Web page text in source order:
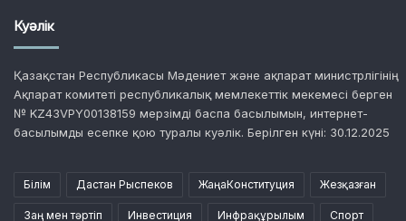
Куәлік
Қазақстан Республикасы Мәдениет және ақпарат министрлігінің
Ақпарат комитеті республикалық мемлекеттік мекемесі берген
№ KZ43VPY00138159 мерзімді баспа басылымын, интернет-
басылымды есепке қою туралы куәлік. Берілген күні: 30.12.2025
Білім Дастан Рыспеков ЖаңаКонституция Жезқазған
Заң мен тәртіп Инвестиция Инфрақұрылым Спорт